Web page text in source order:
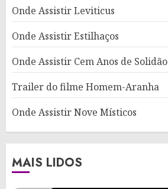
Onde Assistir Leviticus
Onde Assistir Estilhaços
Onde Assistir Cem Anos de Solidão
Trailer do filme Homem-Aranha
Onde Assistir Nove Místicos
MAIS LIDOS